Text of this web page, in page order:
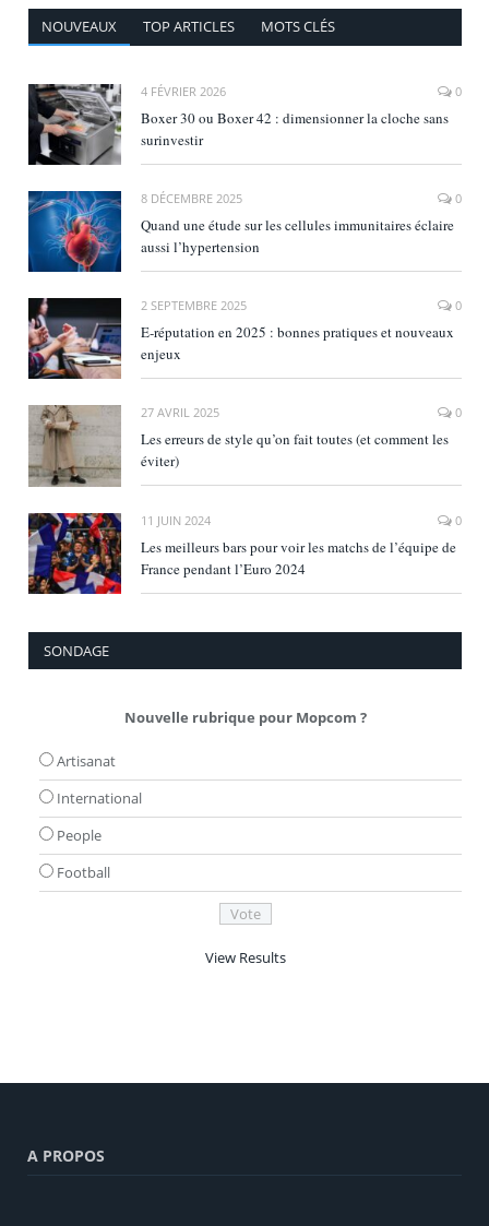
NOUVEAUX TOP ARTICLES MOTS CLÉS
4 FÉVRIER 2026 0
Boxer 30 ou Boxer 42 : dimensionner la cloche sans
surinvestir
8 DÉCEMBRE 2025 0
Quand une étude sur les cellules immunitaires éclaire
aussi l’hypertension
2 SEPTEMBRE 2025 0
E‑réputation en 2025 : bonnes pratiques et nouveaux
enjeux
27 AVRIL 2025 0
Les erreurs de style qu’on fait toutes (et comment les
éviter)
11 JUIN 2024 0
Les meilleurs bars pour voir les matchs de l’équipe de
France pendant l’Euro 2024
SONDAGE
Nouvelle rubrique pour Mopcom ?
Artisanat
International
People
Football
View Results
A PROPOS